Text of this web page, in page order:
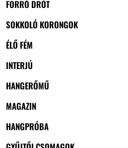
FORRÓ DRÓT
SOKKOLÓ KORONGOK
ÉLŐ FÉM
INTERJÚ
HANGERŐMŰ
MAGAZIN
HANGPRÓBA